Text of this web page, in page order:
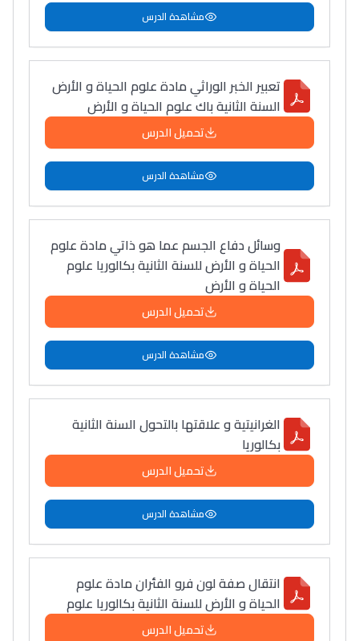
باش تقدر تساعد الناس
يلقاو التوازن من الدّاخل
ومن الخارج، بشرى
أمسكين بنات مسارها
خطوة بخطوة - مترجم
القراية و الخدمة فمجال
تقويم البصر مع المختصّة
مريم الزواكي
مسار عبد العزيز فتيشي،
المبدع فمجال الديكور و
النحت اللي كيحلم يحيي
أكادير أوفلا
سقطت فالباك و سنة
2011 بدّلاتني بزّاف، مسار
إلياس أريدال، إطار
فمنظّمة دولية
مهنة التّرجمة، العمل
التّطوّعي، التّشبيك و
أشياء أخرى مع مامودو
سامورا
بطلة المغرب فالقفز
الطولي، ملاك البردع
كتحكي على تجربتها
فالرّياضة و الدّراسة
مشاهدة الدرس
تعبير الخبر الوراثي مادة علوم الحياة و الأرض
السنة الثانية باك علوم الحياة و الأرض
تحميل الدرس
مشاهدة الدرس
وسائل دفاع الجسم عما هو ذاتي مادة علوم
الحياة و الأرض للسنة الثانية بكالوريا علوم
الحياة و الأرض
تحميل الدرس
مشاهدة الدرس
الغرانيتية و علاقتها بالتحول السنة الثانية
بكالوريا
تحميل الدرس
مشاهدة الدرس
انتقال صفة لون فرو الفئران مادة علوم
الحياة و الأرض للسنة الثانية بكالوريا علوم
تحميل الدرس